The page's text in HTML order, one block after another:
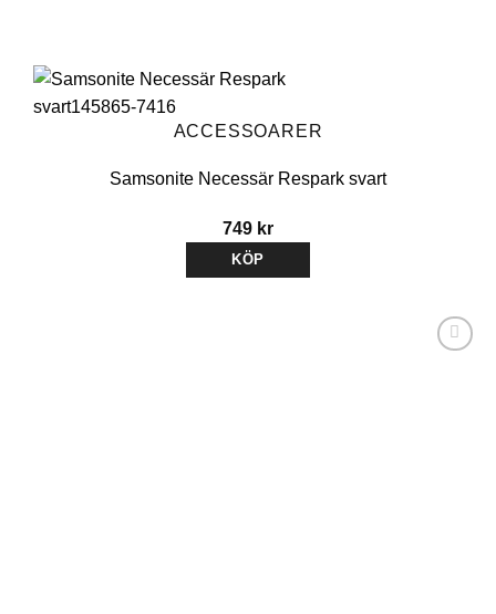
ACCESSOARER
Samsonite Necessär Respark svart
749 kr
KÖP